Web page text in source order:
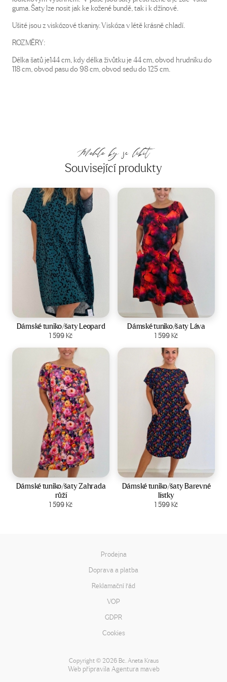
guma. Šaty lze nosit jak ke kožené bundě, tak i k džínové.
Ušité jsou z viskózové tkaniny. Viskóza v létě krásně chladí.
ROZMĚRY:
Délka šatů je144 cm, kdy délka živůtku je 44 cm, obvod hrudníku do
118 cm, obvod pasu do 98 cm, obvod sedu do 125 cm.
Mohlo by se líbit
Související produkty
Velikost:44-50
Dámské tuniko/šaty Leopard
1 599Kč
Zobrazit produkt
Velikost: 44-50
Dámské tuniko/šaty Láva
1 599Kč
Zobrazit produkt
Velikost:44-50
Dámské tuniko/šaty Zahrada
růží
1 599Kč
Zobrazit produkt
Velikost:44-50
Dámské tuniko/šaty Barevné
lístky
1 599Kč
Zobrazit produkt
Prodejna
Doprava a platba
Reklamační řád
VOP
GDPR
Cookies
Copyright ©2026 Bc. Aneta Kraus
Web připravila Agentura maveb